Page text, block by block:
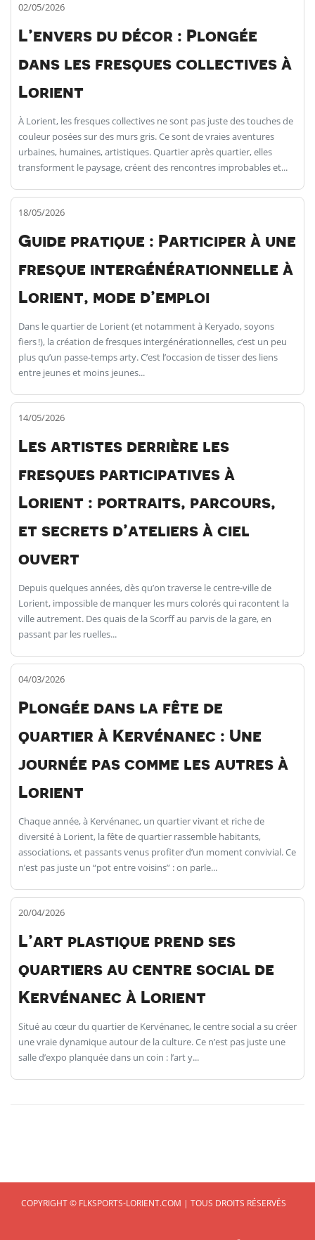
02/05/2026
L’envers du décor : Plongée
dans les fresques collectives à
Lorient
À Lorient, les fresques collectives ne sont pas juste des touches de
couleur posées sur des murs gris. Ce sont de vraies aventures
urbaines, humaines, artistiques. Quartier après quartier, elles
transforment le paysage, créent des rencontres improbables et...
18/05/2026
Guide pratique : Participer à une
fresque intergénérationnelle à
Lorient, mode d’emploi
Dans le quartier de Lorient (et notamment à Keryado, soyons
fiers !), la création de fresques intergénérationnelles, c’est un peu
plus qu’un passe-temps arty. C’est l’occasion de tisser des liens
entre jeunes et moins jeunes...
14/05/2026
Les artistes derrière les
fresques participatives à
Lorient : portraits, parcours,
et secrets d’ateliers à ciel
ouvert
Depuis quelques années, dès qu’on traverse le centre-ville de
Lorient, impossible de manquer les murs colorés qui racontent la
ville autrement. Des quais de la Scorff au parvis de la gare, en
passant par les ruelles...
04/03/2026
Plongée dans la fête de
quartier à Kervénanec : Une
journée pas comme les autres à
Lorient
Chaque année, à Kervénanec, un quartier vivant et riche de
diversité à Lorient, la fête de quartier rassemble habitants,
associations, et passants venus profiter d’un moment convivial. Ce
n’est pas juste un “pot entre voisins” : on parle...
20/04/2026
L’art plastique prend ses
quartiers au centre social de
Kervénanec à Lorient
Situé au cœur du quartier de Kervénanec, le centre social a su créer
une vraie dynamique autour de la culture. Ce n’est pas juste une
salle d’expo planquée dans un coin : l’art y...
COPYRIGHT © FLKSPORTS-LORIENT.COM | TOUS DROITS RÉSERVÉS